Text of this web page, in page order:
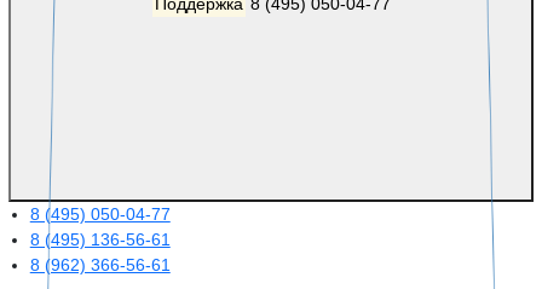
8 (495) 050-04-77
8 (495) 136-56-61
8 (962) 366-56-61